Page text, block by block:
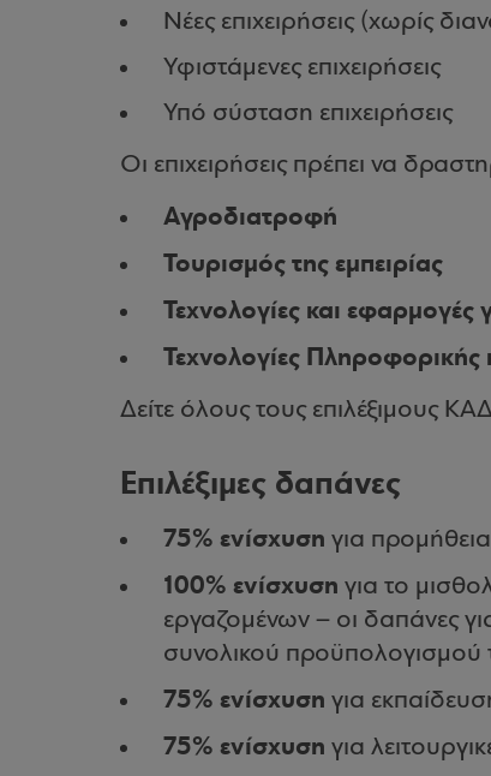
Νέες επιχειρήσεις (χωρίς
Υφιστάμενες επιχειρήσεις
Υπό σύσταση επιχειρήσεις
Οι επιχειρήσεις πρέπει να
Αγροδιατροφή
Τουρισμός της εμπειρίας
Τεχνολογίες και εφαρμογές
Τεχνολογίες Πληροφορικής
Δείτε όλους τους επιλέξιμους
Επιλέξιμες δαπάνες
75% ενίσχυση για
100% ενίσχυση για το
εργαζομένων – οι δαπάνες
συνολικού προϋπολογισμού
75% ενίσχυση για
75% ενίσχυση για